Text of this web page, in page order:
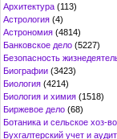
Архитектура (113)
Астрология (4)
Астрономия (4814)
Банковское дело (5227)
Безопасность
Биографии (3423)
Биология (4214)
Биология и химия (1518)
Биржевое дело (68)
Ботаника и сельское хоз-во
Бухгалтерский учет и аудит